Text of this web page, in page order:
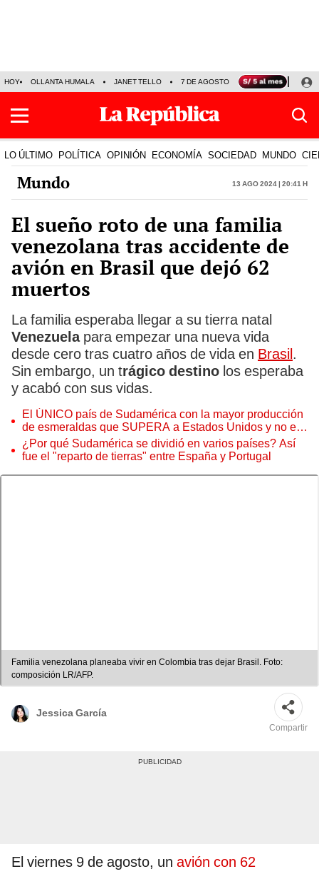
HOY OLLANTA HUMALA JANET TELLO 7 DE AGOSTO TINKA RESULTADOS
LO ÚLTIMO POLÍTICA OPINIÓN ECONOMÍA SOCIEDAD MUNDO
Mundo 13 Ago 2024 | 20:41 h
El sueño roto de una familia
venezolana tras accidente de
avión en Brasil que dejó 62
muertos
La familia esperaba llegar a su tierra natal
Venezuela para empezar una nueva vida
desde cero tras cuatro años de vida en Brasil.
Sin embargo, un trágico destino los esperaba
y acabó con sus vidas.
El ÚNICO país de Sudamérica con la mayor producción
de esmeraldas que SUPERA a Estados Unidos y no es
ni Brasil ni Chile
¿Por qué Sudamérica se dividió en varios países? Así
fue el "reparto de tierras" entre España y Portugal
Familia venezolana planeaba vivir en Colombia tras dejar Brasil. Foto:
composición LR/AFP.
Jessica García
Compartir
El viernes 9 de agosto, un avión con 62